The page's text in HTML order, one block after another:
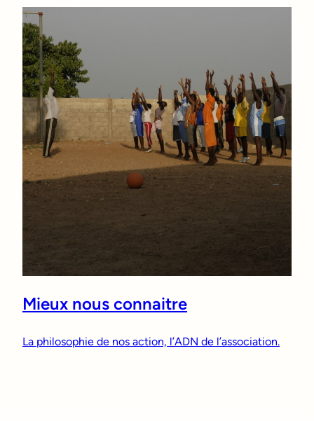
Mieux nous connaitre
La philosophie de nos action, l’ADN de l’association.